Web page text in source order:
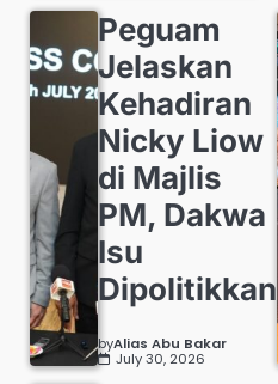
Peguam
Jelaskan
Kehadiran
Nicky Liow
di Majlis
PM, Dakwa
Isu
Dipolitikkan
byAlias Abu Bakar
July 30, 2026